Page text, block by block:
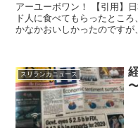
アーユーボワン！ 【引用】日本の家庭でつくるカレーライスをイン
ド人に食べてもらったとこ
かなかおいしかったのですが
スリランカニュース